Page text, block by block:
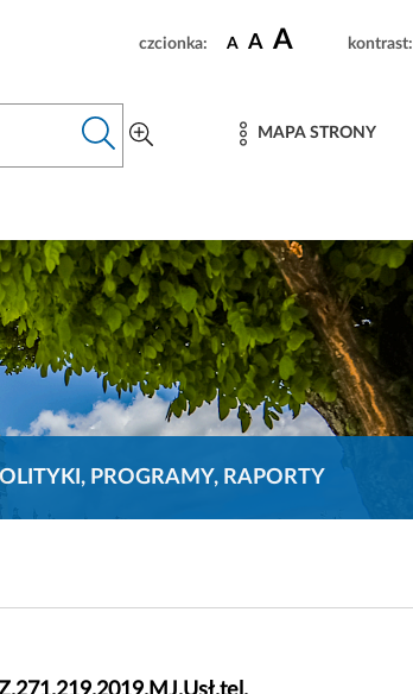
czcionka: A A A kontrast:
MAPA STRONY
PROGRAMY, RAPORTY